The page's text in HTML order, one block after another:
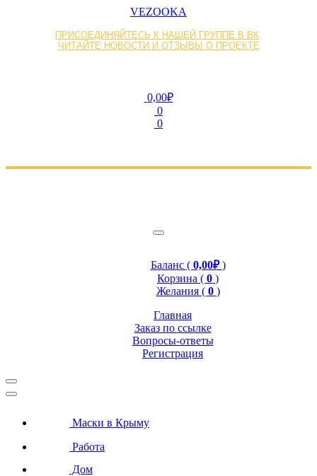
VEZOOKA
ПРИСОЕДИНЯЙТЕСЬ К НАШЕЙ ГРУППЕ В ВК,
ЧИТАЙТЕ НОВОСТИ И ОТЗЫВЫ О ПРОЕКТЕ
0,00₽
0
0
Баланс ( 0,00₽)
Корзина ( 0 )
Желания ( 0 )
Главная
Заказ по ссылке
Вопросы-ответы
Регистрация
Маски в Крыму
Работа
Дом